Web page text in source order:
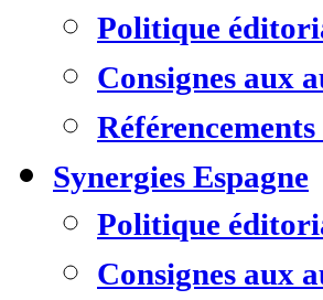
Politique
Consignes aux
Synergies Espagne
Politique
Consignes aux